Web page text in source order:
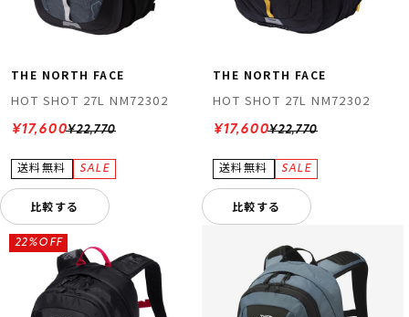
THE NORTH FACE
HOT SHOT 27L NM72302
¥22,770
¥17,600
比較する
THE NORTH FACE
HOT SHOT 27L NM72302
¥22,770
¥17,600
比較する
22%OFF